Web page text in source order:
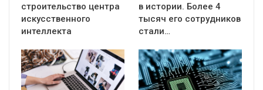
строительство центра
искусственного
интеллекта
в истории. Более 4
тысяч его сотрудников
стали…